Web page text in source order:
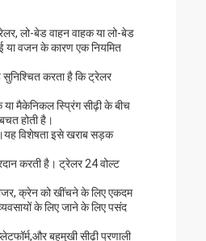
लो-बेड वाहन वाहक या लो-बेड
या वजन के कारण एक नियमित
करता है कि ट्रेलर
मैकेनिकल स्प्रिंग सीढ़ी के बीच
होती है।
विशेषता इसे खराब सड़क
करती है। ट्रेलर 24 वोल्ट
क्रेन को खींचने के लिए एकदम
के लिए जाने के लिए पसंद
बहुमुखी सीढ़ी प्रणाली